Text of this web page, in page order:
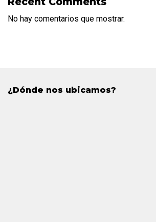
No hay comentarios que mostrar.
¿Dónde nos ubicamos?